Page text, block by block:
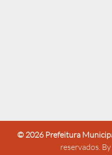
© 2026 Prefeitura
reservados.